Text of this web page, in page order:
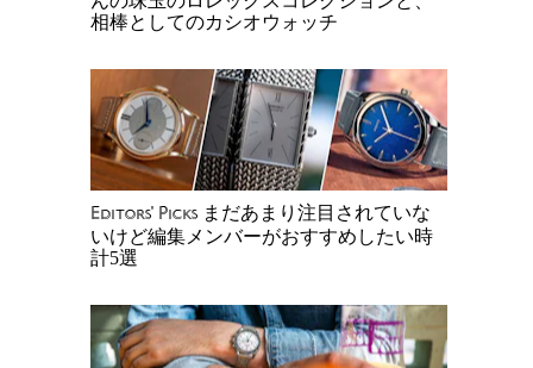
相棒としてのカシオウォッチ
Editors' Picks まだあまり注目されていな
いけど編集メンバーがおすすめしたい時
計5選